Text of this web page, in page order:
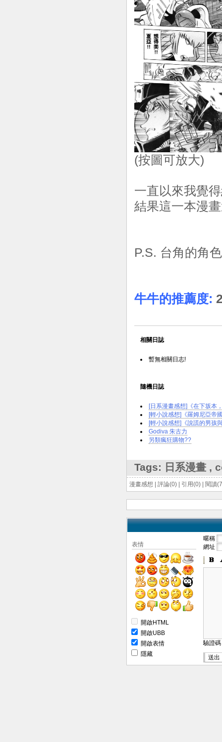
(按圖可放大)
一直以來我覺
結果這一本漫
P.S. 台角的角
牛牛的推薦度:
相關日誌
暫無相關日志!
隨機日誌
[日系漫畫感想]《在下坂本
[輕小說感想]《羅姆尼亞帝
[輕小說感想]《說謊的男孩
Godiva 朱古力
另類瘋狂購物??
Tags: 日系漫畫 ,
漫畫感想 評論(0) 引用(0) 閱讀
表情
開啟HTML
開啟UBB
開啟表情
隱藏
暱稱
網址
驗證